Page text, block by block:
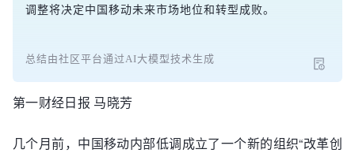
调整将决定中国移动未来市场地位和转型成败。
总结由社区平台通过AI大模型技术生成
第一财经日报 马晓芳
几个月前，中国移动内部低调成立了一个新的组织“改革创